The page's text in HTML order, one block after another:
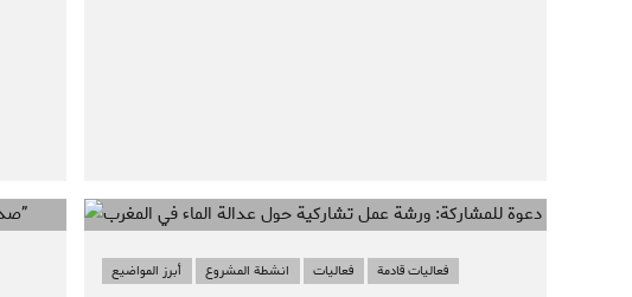
أبرز المواضيع انشطة المشروع فعاليات فعاليات قادمة